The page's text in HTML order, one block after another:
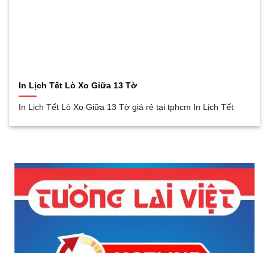
In Lịch Tết Lò Xo Giữa 13 Tờ
In Lịch Tết Lò Xo Giữa 13 Tờ giá rẻ tại tphcm In Lịch Tết